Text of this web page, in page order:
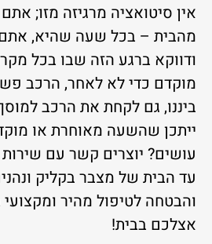
אין סיטואציה מרגיזה מזו;
מהבית – בכל שעה שהיא, אתם
ודווקא ברגע הזה שבו בכל
מוקדם כדי לא לאחר, הרכב
ביננו, גם לקחת את הרכב
ייתכן שהשעה מאוחרת או
עושים? יוצרים קשר עם
עד הבית של מצבר בקליק
והבטחה לטיפול מהיר
אצלכם בבית!